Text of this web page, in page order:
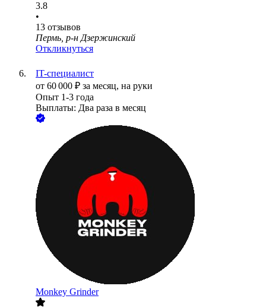
3.8
•
13 отзывов
Пермь, р-н Дзержинский
Откликнуться
IT-специалист
от 60 000 ₽ за месяц, на руки
Опыт 1-3 года
Выплаты: Два раза в месяц
Monkey Grinder